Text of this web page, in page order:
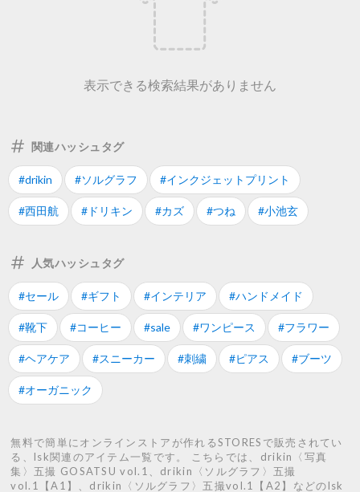
表示できる検索結果がありません
関連ハッシュタグ
#drikin #ソルグラフ #インクジェットプリント
#西田航 #ドリキン #カズ #つね #小池玄
人気ハッシュタグ
#セール #ギフト #インテリア #ハンドメイド
#靴下 #コーヒー #sale #ワンピース #フラワー
#ヘアケア #スニーカー #刺繍 #ピアス #ブーツ
#オーガニック
無料で簡単にオンラインストアが作れるSTORESで販売されてい
る、lsk関連のアイテム一覧です。 こちらでは、drikin〈写真
集〉五撮 GOSATSU vol.1、drikin〈ソルグラフ〉五撮
vol.1【A1】、drikin〈ソルグラフ〉五撮vol.1【A2】などのlsk